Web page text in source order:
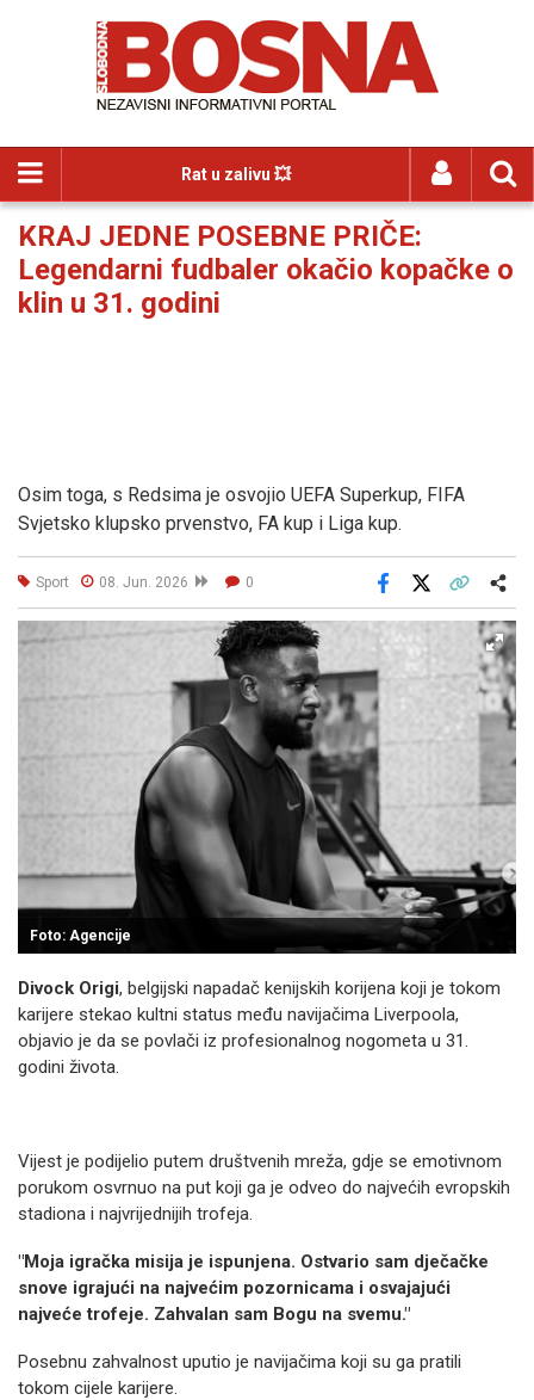
Rat u zalivu 💥
KRAJ JEDNE POSEBNE PRIČE:
Legendarni fudbaler okačio kopačke o
klin u 31. godini
Osim toga, s Redsima je osvojio UEFA Superkup, FIFA
Svjetsko klupsko prvenstvo, FA kup i Liga kup.
Sport 08. Jun. 2026 0
Facebook
Foto: Agencije
Divock Origi, belgijski napadač kenijskih korijena koji je tokom
karijere stekao kultni status među navijačima Liverpoola,
objavio je da se povlači iz profesionalnog nogometa u 31.
godini života.
Vijest je podijelio putem društvenih mreža, gdje se emotivnom
porukom osvrnuo na put koji ga je odveo do najvećih evropskih
stadiona i najvrijednijih trofeja.
"Moja igračka misija je ispunjena. Ostvario sam dječačke
snove igrajući na najvećim pozornicama i osvajajući
najveće trofeje. Zahvalan sam Bogu na svemu."
Posebnu zahvalnost uputio je navijačima koji su ga pratili
tokom cijele karijere.